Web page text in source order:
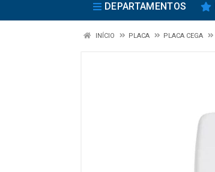
DEPARTAMENTOS
INÍCIO PLACA PLACA CEGA